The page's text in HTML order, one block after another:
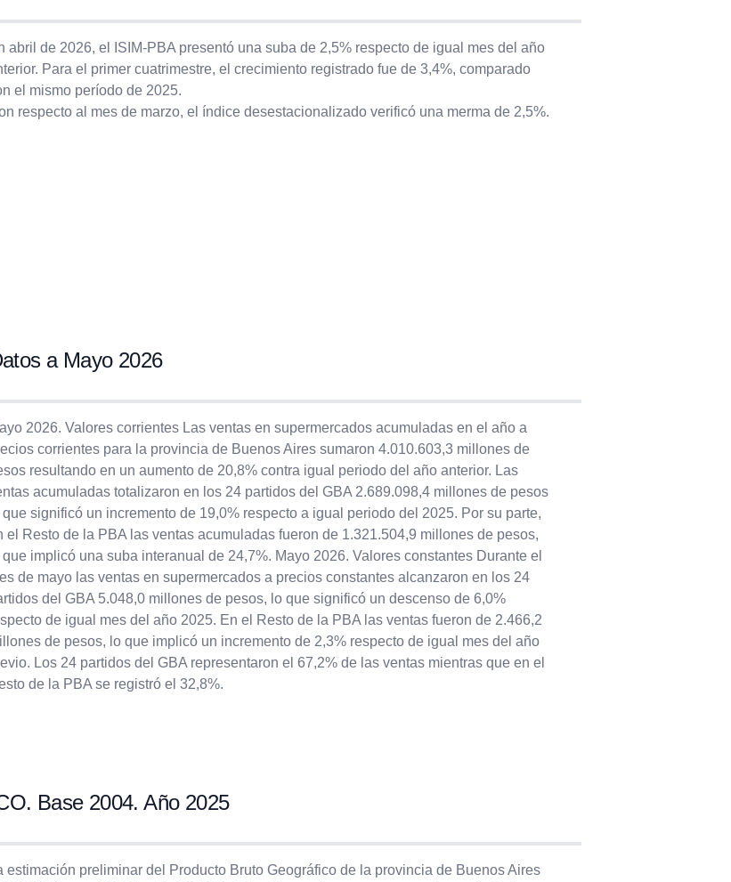
abril de 2026, el ISIM-PBA presentó una suba de 2,5% respecto de igual mes del año
Para el primer cuatrimestre, el crecimiento registrado fue de 3,4%, comparado
el mismo período de 2025.
respecto al mes de marzo, el índice desestacionalizado verificó una merma de 2,5%.
a Mayo 2026
2026. Valores corrientes Las ventas en supermercados acumuladas en el año a
corrientes para la provincia de Buenos Aires sumaron 4.010.603,3 millones de
resultando en un aumento de 20,8% contra igual periodo del año anterior. Las
acumuladas totalizaron en los 24 partidos del GBA 2.689.098,4 millones de pesos
que significó un incremento de 19,0% respecto a igual periodo del 2025. Por su parte,
el Resto de la PBA las ventas acumuladas fueron de 1.321.504,9 millones de pesos,
que implicó una suba interanual de 24,7%. Mayo 2026. Valores constantes Durante el
de mayo las ventas en supermercados a precios constantes alcanzaron en los 24
del GBA 5.048,0 millones de pesos, lo que significó un descenso de 6,0%
de igual mes del año 2025. En el Resto de la PBA las ventas fueron de 2.466,2
de pesos, lo que implicó un incremento de 2,3% respecto de igual mes del año
Los 24 partidos del GBA representaron el 67,2% de las ventas mientras que en el
de la PBA se registró el 32,8%.
Base 2004. Año 2025
estimación preliminar del Producto Bruto Geográfico de la provincia de Buenos Aires